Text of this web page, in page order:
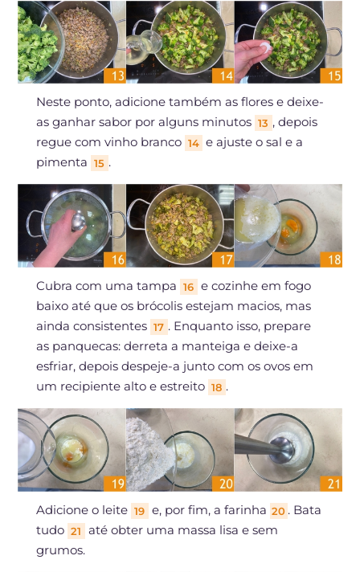
Neste ponto, adicione também as flores e deixe-
as ganhar sabor por alguns minutos 13 , depois
regue com vinho branco 14 e ajuste o sal e a
pimenta 15 .
Cubra com uma tampa 16 e cozinhe em fogo
baixo até que os brócolis estejam macios, mas
ainda consistentes 17 . Enquanto isso, prepare
as panquecas: derreta a manteiga e deixe-a
esfriar, depois despeje-a junto com os ovos em
um recipiente alto e estreito 18 .
Adicione o leite 19 e, por fim, a farinha 20 . Bata
tudo 21
até obter uma massa lisa e sem
grumos.